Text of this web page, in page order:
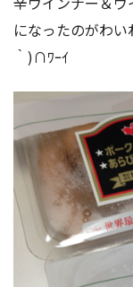
になったのがわ
｀)∩ﾜｰｲ